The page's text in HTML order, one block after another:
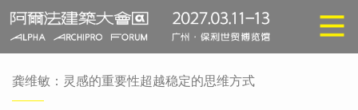
龚维敏：灵感的重要性超越稳定的思维方式